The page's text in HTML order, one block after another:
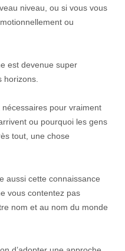
niveau, ou si vous vous
ou
est devenue super
horizons.
nécessaires pour vraiment
ou pourquoi les gens
tout, une chose
aussi cette connaissance
vous contentez pas
nom et au nom du monde